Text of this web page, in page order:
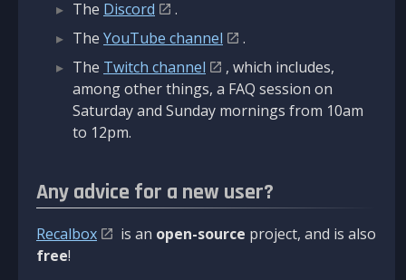
The Discord
.
The YouTube channel
.
The Twitch channel
, which includes,
among other things, a FAQ session on
Saturday and Sunday mornings from 10am
to 12pm.
Any advice for a new user?
Recalbox is an open-source project, and is also
free!